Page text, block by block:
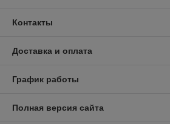
Мы доставляем конструкции
Контакты
Доставка и оплата
График работы
Полная версия сайта